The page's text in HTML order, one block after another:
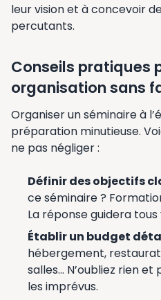
leur vision et à concevoir
percutants.
Conseils pratiques
organisation sans
Organiser un séminaire à
préparation minutieuse.
ne pas négliger :
Définir des objectifs
ce séminaire ?
La réponse guidera tous
Établir un budget
hébergement,
salles… N’oubliez rien
les imprévus.